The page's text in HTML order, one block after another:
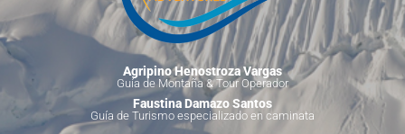
Agripino Henostroza Vargas
Guía de Montaña & Tour Operador
Faustina Damazo Santos
Guía de Turismo especializado en caminata